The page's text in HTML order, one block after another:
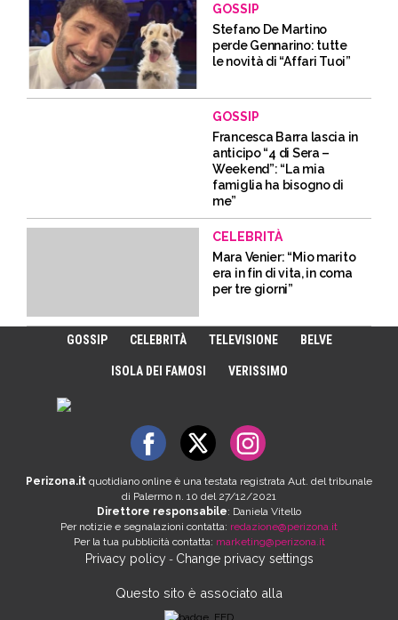
GOSSIP
Stefano De Martino
perde Gennarino: tutte
le novità di “Affari Tuoi”
GOSSIP
Francesca Barra lascia in
anticipo “4 di Sera –
Weekend”: “La mia
famiglia ha bisogno di
me”
CELEBRITÀ
Mara Venier: “Mio marito
era in fin di vita, in coma
per tre giorni”
GOSSIP CELEBRITÀ TELEVISIONE BELVE
ISOLA DEI FAMOSI VERISSIMO
Perizona.it quotidiano online è una testata registrata Aut. del tribunale
di Palermo n. 10 del 27/12/2021
Direttore responsabile: Daniela Vitello
Per notizie e segnalazioni contatta: redazione@perizona.it
Per la tua pubblicità contatta: marketing@perizona.it
Privacy policy- Change privacy settings
Questo sito è associato alla